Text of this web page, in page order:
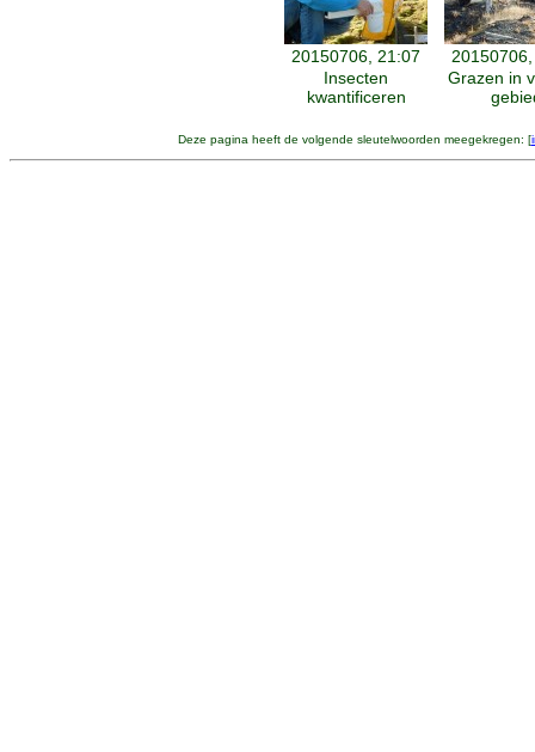
20150706, 21:07
Insecten
kwantificeren
Grazen in
Deze pagina heeft de volgende sleutelwoorden meegekregen: [